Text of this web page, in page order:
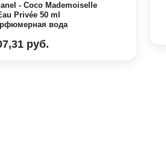
- Coco Mademoiselle
Privée 50 ml
вода
руб.